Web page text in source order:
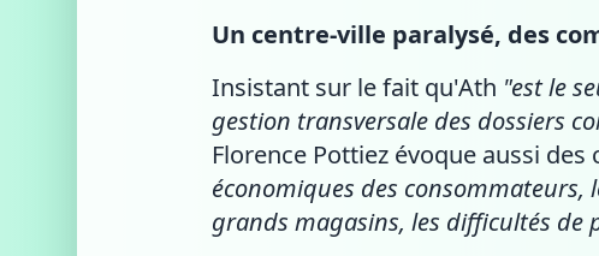
Un centre-ville paralysé, des
Insistant sur le fait qu'Ath "est le
gestion transversale des dossiers
Florence Pottiez évoque aussi
économiques des consommateurs,
grands magasins, les difficultés de